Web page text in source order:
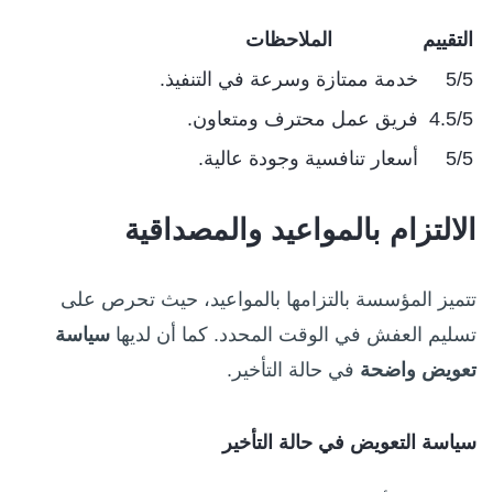
التقييم
الملاحظات
5/5
خدمة ممتازة وسرعة في التنفيذ.
4.5/5 فريق عمل محترف ومتعاون.
5/5
أسعار تنافسية وجودة عالية.
الالتزام بالمواعيد والمصداقية
تتميز المؤسسة بالتزامها بالمواعيد، حيث تحرص على
تسليم العفش في الوقت المحدد. كما أن لديها سياسة
تعويض واضحة في حالة التأخير.
سياسة التعويض في حالة التأخير